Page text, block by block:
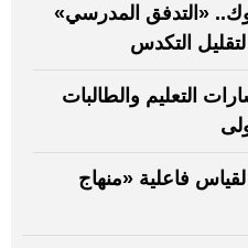
«التدفق المدرسي»
التكدس
التعليم والطالبات
لقياس فاعلية «منهاج